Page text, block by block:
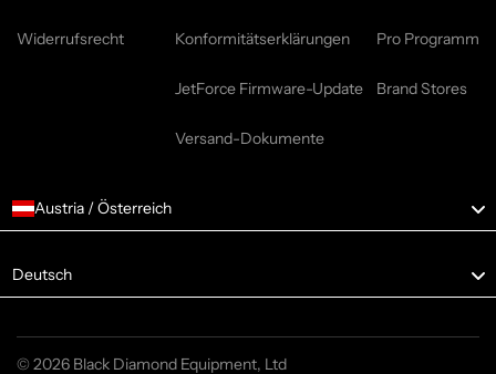
Widerrufsrecht Konformitätserklärungen
JetForce Firmware-Update
Versand-Dokumente
Pro Programm
Brand Stores
Austria / Österreich
Language
Deutsch
© 2026 Black Diamond Equipment, Ltd